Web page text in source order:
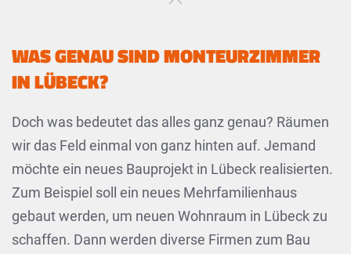
WAS GENAU SIND MONTEURZIMMER
IN LÜBECK?
Doch was bedeutet das alles ganz genau? Räumen
wir das Feld einmal von ganz hinten auf. Jemand
möchte ein neues Bauprojekt in Lübeck realisierten.
Zum Beispiel soll ein neues Mehrfamilienhaus
gebaut werden, um neuen Wohnraum in Lübeck zu
schaffen. Dann werden diverse Firmen zum Bau